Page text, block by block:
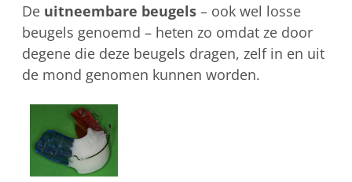
De uitneembare beugels – ook wel losse
beugels genoemd – heten zo omdat ze door
degene die deze beugels dragen, zelf in en uit
de mond genomen kunnen worden.